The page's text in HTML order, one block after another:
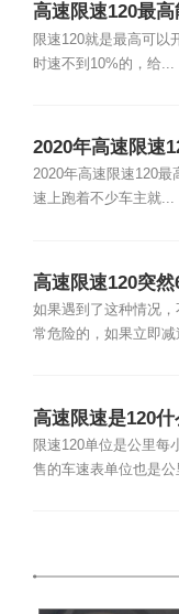
高速限速120最
限速120就是最高可以
时速不到10%的，给...
2020年高速限速
2020年高速限速120最
速上跑着不少车主就...
高速限速120突然
如果遇到了这种情况
常危险的，如果立即
高速限速是120
限速120单位是公里每
售的车速表单位也是公